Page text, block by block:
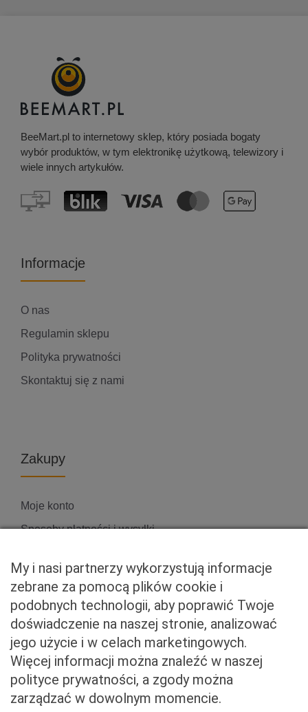
BeeMart.pl to internetowy sklep, który posiada bogaty
wybór produktów, w tym elektronikę użytkową, telewizory i
wiele innych artykułów.
Informacje
O nas
Regulamin sklepu
Polityka prywatności
Skontaktuj się z nami
Zakupy
Moje konto
Sposoby płatności i wysyłki
Właściciel serwisu
Baveno Sp. z o. o.
Czerniakowska 71/408a
00-715 Warszawa
NIP: 5273093569
My i nasi partnerzy wykorzystują informacje
zebrane za pomocą plików cookie i
podobnych technologii, aby poprawić Twoje
doświadczenie na naszej stronie, analizować
jego użycie i w celach marketingowych.
Więcej informacji można znaleźć w naszej
polityce prywatności, a zgody można
zarządzać w dowolnym momencie.